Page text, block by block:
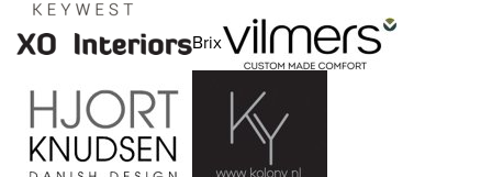
Brix